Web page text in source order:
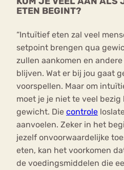
ETEN BEGINT?
“Intuïtief eten zal veel
setpoint brengen qua
zullen aankomen en
blijven. Wat er bij jou gaat
voorspellen. Maar om
moet je je niet te veel
gewicht. Die controle
aanvoelen. Zeker in het
jezelf onvoorwaardelijke
eten, kan het voorkomen
de voedingsmiddelen die